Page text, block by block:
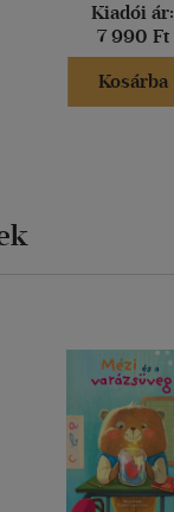
Kiadói ár:
7 990 Ft
Kosárba